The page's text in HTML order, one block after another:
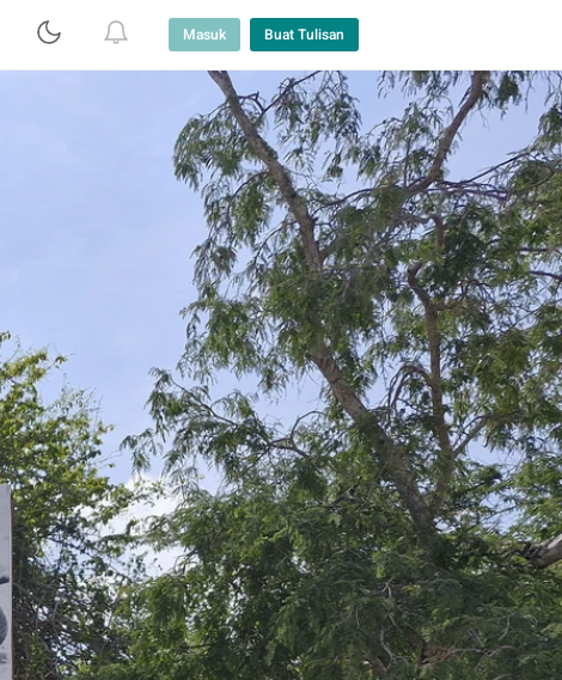
Masuk Buat Tulisan